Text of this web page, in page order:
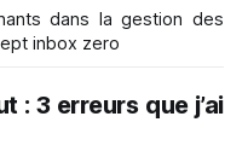
dans la gestion des
inbox zero
: 3 erreurs que j’ai